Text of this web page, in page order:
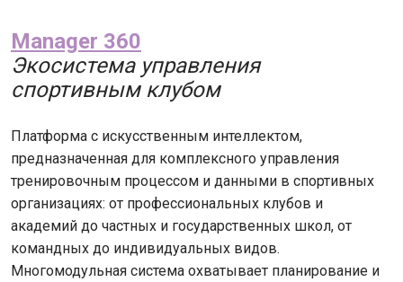
Manager 360
Экосистема управления
спортивным клубом
Платформа с искусственным интеллектом,
предназначенная для комплексного управления
тренировочным процессом и данными в спортивных
организациях: от профессиональных клубов и
академий до частных и государственных школ, от
командных до индивидуальных видов.
Многомодульная система охватывает планирование и